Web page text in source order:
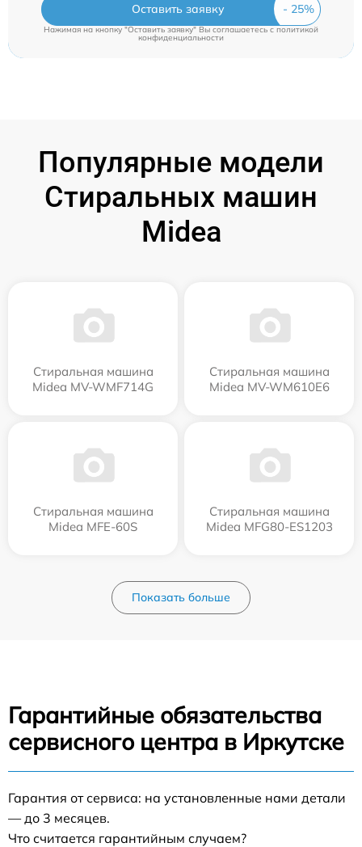
Оставить заявку
Нажимая на кнопку "Оставить заявку" Вы соглашаетесь cполитикой
конфиденциальности
Популярные модели
Стиральных машин
Midea
Стиральная машина
Midea MV-WMF714G
Стиральная машина
Midea MV-WM610E6
Стиральная машина
Midea MFE-60S
Стиральная машина
Midea MFG80-ES1203
Показать больше
Гарантийные обязательства
сервисного центра в Иркутске
Гарантия от сервиса: на установленные нами детали
— до 3 месяцев.
Что считается гарантийным случаем?